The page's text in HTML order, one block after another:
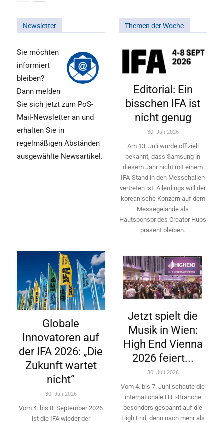
Newsletter
Sie möchten
informiert
bleiben?
Dann melden
Sie sich jetzt zum PoS-
Mail-Newsletter an und
erhalten Sie in
regelmäßigen Abständen
ausgewählte Newsartikel.
Themen der Woche
Editorial: Ein
bisschen IFA ist
nicht genug
30. Juli 2026
Am 13. Juli wurde offiziell
bekannt, dass Samsung in
diesem Jahr nicht mit einem
IFA-Stand in den Messehallen
vertreten ist. Allerdings will ­der
koreanische Konzern auf dem
Messegelände als
Hautsponsor des Creator Hubs
präsent bleiben.
Globale
Innovatoren auf
der IFA 2026: „Die
Zukunft wartet
nicht“
30. Juli 2026
Vom 4. bis 8. September 2026
ist die IFA wieder der
Jetzt spielt die
Musik in Wien:
High End Vienna
2026 feiert...
30. Juli 2026
Vom 4. bis 7. Juni schaute die
internationale HiFi-Branche
besonders gespannt auf die
High End, denn nach mehr als